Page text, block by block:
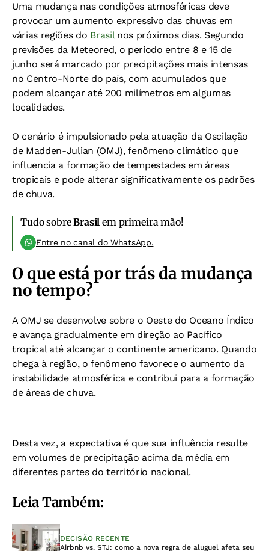
Uma mudança nas condições atmosféricas deve
provocar um aumento expressivo das chuvas em
várias regiões do Brasilnos próximos dias. Segundo
previsões da Meteored, o período entre 8 e 15 de
junho será marcado por precipitações mais intensas
no Centro-Norte do país, com acumulados que
podem alcançar até 200 milímetros em algumas
localidades.
O cenário é impulsionado pela atuação da Oscilação
de Madden-Julian (OMJ), fenômeno climático que
influencia a formação de tempestades em áreas
tropicais e pode alterar significativamente os padrões
de chuva.
Tudo sobreBrasil em primeira mão!
Entre no canal do WhatsApp.
O que está por trás da mudança
no tempo?
A OMJ se desenvolve sobre o Oeste do Oceano Índico
e avança gradualmente em direção ao Pacífico
tropical até alcançar o continente americano. Quando
chega à região, o fenômeno favorece o aumento da
instabilidade atmosférica e contribui para a formação
de áreas de chuva.
Desta vez, a expectativa é que sua influência resulte
em volumes de precipitação acima da média em
diferentes partes do território nacional.
Leia Também:
DECISÃO RECENTE
Airbnb vs. STJ: como a nova regra de aluguel afeta seu